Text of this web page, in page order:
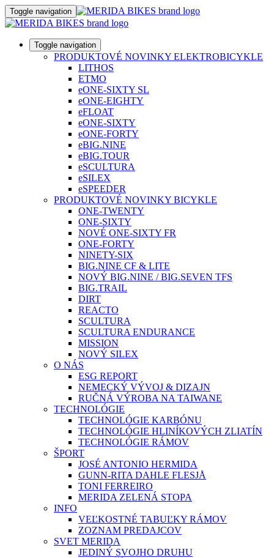
Toggle navigation
Toggle navigation
PRODUKTOVÉ NOVINKY ELEKTROBICYKLE
LITHOS
ETMO
eONE-SIXTY SL
eONE-EIGHTY
eFLOAT
eONE-SIXTY
eONE-FORTY
eBIG.NINE
eBIG.TOUR
eSCULTURA
eSILEX
eSPEEDER
PRODUKTOVÉ NOVINKY BICYKLE
ONE-TWENTY
ONE-SIXTY
NOVÉ ONE-SIXTY FR
ONE-FORTY
NINETY-SIX
BIG.NINE CF & LITE
NOVÝ BIG.NINE / BIG.SEVEN TFS
BIG.TRAIL
DIRT
REACTO
SCULTURA
SCULTURA ENDURANCE
MISSION
NOVÝ SILEX
O NÁS
ESG REPORT
NEMECKÝ VÝVOJ & DIZAJN
RUČNÁ VÝROBA NA TAIWANE
TECHNOLÓGIE
TECHNOLÓGIE KARBÓNU
TECHNOLÓGIE HLINÍKOVÝCH ZLIATÍN
TECHNOLÓGIE RÁMOV
ŠPORT
JOSÉ ANTONIO HERMIDA
GUNN-RITA DAHLE FLESJÅ
TONI FERREIRO
MERIDA ZELENÁ STOPA
INFO
VEĽKOSTNÉ TABUĽKY RÁMOV
ZOZNAM PREDAJCOV
SVET MERIDA
JEDINÝ SVOJHO DRUHU